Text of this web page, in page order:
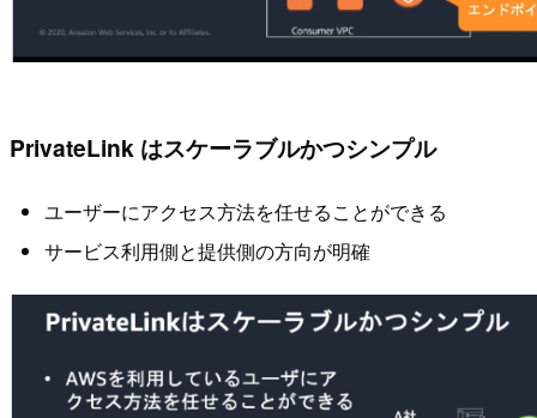
PrivateLink はスケーラブルかつシンプル
ユーザーにアクセス方法を任せることができる
サービス利用側と提供側の方向が明確